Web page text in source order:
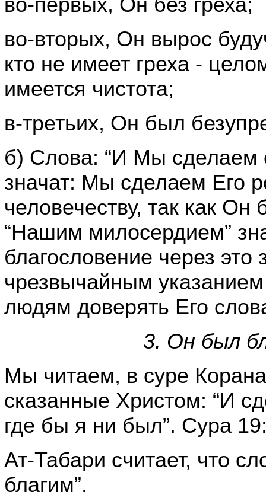
во-вторых, Он вырос
кто не имеет греха -
имеется чистота;
в-третьих, Он был
б) Слова: “И Мы сделаем
значат: Мы сделаем Его
человечеству, так как
“Нашим милосердием”
благословение через
чрезвычайным указанием
людям доверять Его
3. Он был
Мы читаем, в суре
сказанные Христом: “И
где бы я ни был”. Сура
Ат-Табари считает, что
благим”.